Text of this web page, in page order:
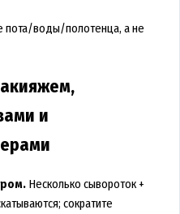
пота/воды/полотенца, а не
и
Несколько сывороток +
сократите